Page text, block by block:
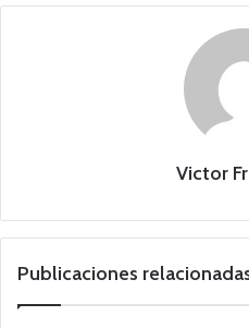
Victor
Publicaciones